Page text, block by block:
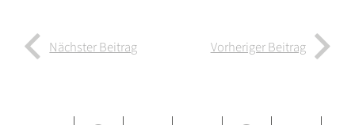
Nächster Beitrag Vorheriger Beitrag